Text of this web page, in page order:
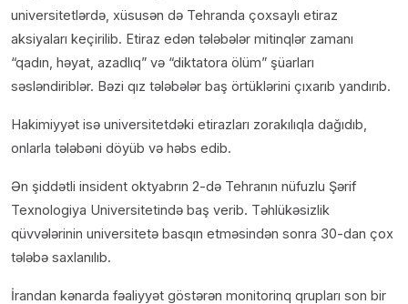
universitetlərdə, xüsusən də Tehranda çoxsaylı etiraz
aksiyaları keçirilib. Etiraz edən tələbələr mitinqlər zamanı
“qadın, həyat, azadlıq” və “diktatora ölüm” şüarları
səsləndiriblər. Bəzi qız tələbələr baş örtüklərini çıxarıb yandırıb.
Hakimiyyət isə universitetdəki etirazları zorakılıqla dağıdıb,
onlarla tələbəni döyüb və həbs edib.
Ən şiddətli insident oktyabrın 2-də Tehranın nüfuzlu Şərif
Texnologiya Universitetində baş verib. Təhlükəsizlik
qüvvələrinin universitetə basqın etməsindən sonra 30-dan çox
tələbə saxlanılıb.
İrandan kənarda fəaliyyət göstərən monitorinq qrupları son bir